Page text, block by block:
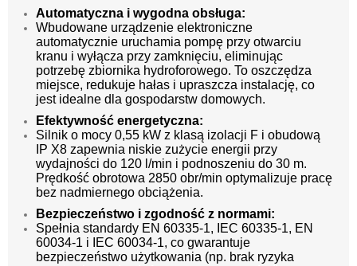
Automatyczna i wygodna obsługa:
Wbudowane urządzenie elektroniczne
automatycznie uruchamia pompę przy otwarciu
kranu i wyłącza przy zamknięciu, eliminując
potrzebę zbiornika hydroforowego. To oszczędza
miejsce, redukuje hałas i upraszcza instalację, co
jest idealne dla gospodarstw domowych.
Efektywność energetyczna:
Silnik o mocy 0,55 kW z klasą izolacji F i obudową
IP X8 zapewnia niskie zużycie energii przy
wydajności do 120 l/min i podnoszeniu do 30 m.
Prędkość obrotowa 2850 obr/min optymalizuje pracę
bez nadmiernego obciążenia.
Bezpieczeństwo i zgodność z normami:
Spełnia standardy EN 60335-1, IEC 60335-1, EN
60034-1 i IEC 60034-1, co gwarantuje
bezpieczeństwo użytkowania (np. brak ryzyka